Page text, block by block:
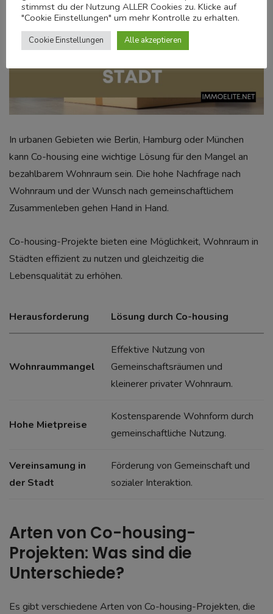
In urbanen Gebieten wie Berlin, Hamburg oder München
kann Co-housing eine wichtige Lösung für den Mangel an
bezahlbarem Wohnraum sein. Die hohe Nachfrage nach
Wohnraum und der Wunsch nach gemeinschaftlichem
Zusammenleben gehen Hand in Hand.
Co-housing-Projekte bieten eine Möglichkeit, Wohnraum in
Städten effizient zu nutzen und gleichzeitig die
Lebensqualität zu erhöhen.
Herausforderung Lösung durch Co-housing
Wohnraummangel
Effektive Nutzung von
Gemeinschaftsräumen und
kleinerer privater Wohnraum.
Hohe Mietpreise
Kostensparende Wohnform durch
gemeinschaftliche Nutzung.
Vereinsamung in
der Stadt
Förderung von Gemeinschaft und
sozialer Interaktion.
Arten von Co-housing-
Projekten: Was sind die
Unterschiede?
Es gibt verschiedene Arten von Co-housing-Projekten, die
stimmst du der Nutzung ALLER Cookies zu. Klicke auf
"Cookie Einstellungen" um mehr Kontrolle zu erhalten.
Cookie Einstellungen Alle akzeptieren